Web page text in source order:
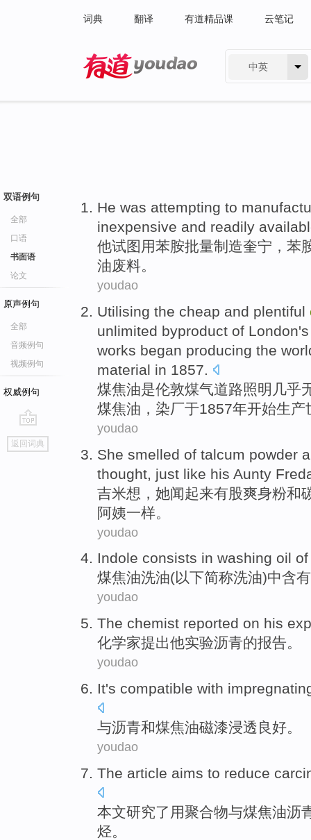
词典 翻译 有道精品课 云笔记
中英
双语例句
全部
口语
书面语
论文
原声例句
全部
音频例句
视频例句
权威例句
go
top
返回词典
He was attempting to
inexpensive and readily
他试图 用苯胺批量制造奎宁 ，苯
油废料。
youdao
Utilising the cheap and plentiful
unlimited byproduct of London
works began producing the
material in 1857.
煤焦油是伦敦煤气道路照明 几乎
煤焦油 ， 染厂于1857年开始生产
youdao
She smelled of talcum powder
thought just like his Aunty
吉米想 ， 她闻起来有股爽身粉和
阿姨一样。
youdao
Indole consists in washing oil
煤焦油洗油(以下简称洗油)中含有
youdao
The chemist reported on his
化学家提出他实验沥青的报告。
youdao
It's compatible with
与沥青和煤焦油磁漆浸透良好。
youdao
The article aims to reduce
本文研究了用聚合物与煤焦油沥
烃。